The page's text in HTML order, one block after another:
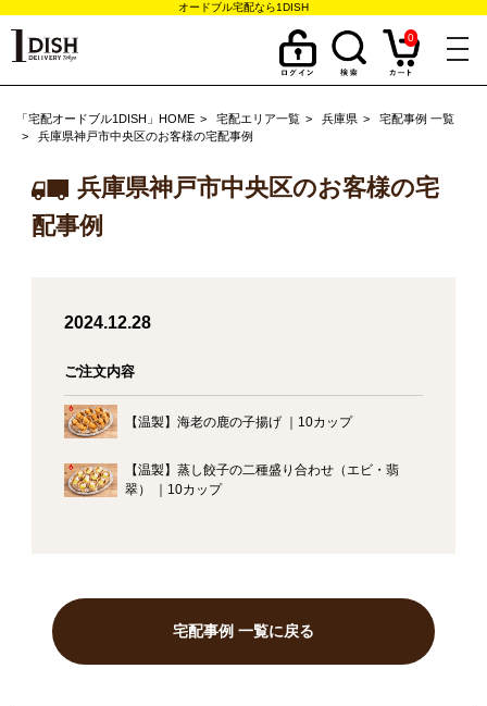
オードブル宅配なら1DISH
0
「宅配オードブル1DISH」HOME 宅配エリア一覧 兵庫県
宅配事例 一覧
兵庫県神戸市中央区のお客様の宅配事例
兵庫県神戸市中央区のお客様の宅
配事例
2024.12.28
ご注文内容
【温製】海老の鹿の子揚げ ｜10カップ
【温製】蒸し餃子の二種盛り合わせ（エビ・翡
翠） ｜10カップ
宅配事例 一覧に戻る